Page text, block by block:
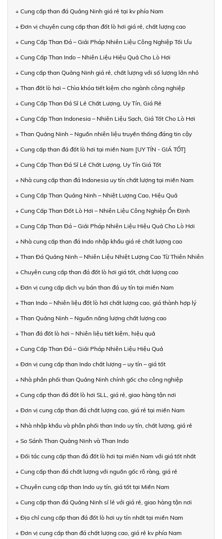
+ Cung cấp than đá Quảng Ninh giá rẻ tại kv phía Nam
+ Đơn vị chuyên cung cấp than đốt lò hơi giá rẻ, chất lượng cao
+ Cung Cấp Than Đá – Giải Pháp Nhiên Liệu Công Nghiệp Tối Ưu
+ Cung Cấp Than Indo – Nhiên Liệu Hiệu Quả Cho Lò Hơi
+ Cung cấp than Quảng Ninh giá rẻ, chất lượng với số lượng lớn nhỏ
+ Than đốt lò hơi – Chìa khóa tiết kiệm cho ngành công nghiệp
+ Cung Cấp Than Đá Sỉ Lẻ Chất Lượng, Uy Tín, Giá Rẻ
+ Cung Cấp Than Indonesia – Nhiên Liệu Sạch, Giá Tốt Cho Lò Hơi
+ Than Quảng Ninh – Nguồn nhiên liệu truyền thống đáng tin cậy
+ Cung cấp than đá đốt lò hơi tại miền Nam [UY TÍN - GIÁ TỐT]
+ Cung Cấp Than Đá Sỉ Lẻ Chất Lượng, Uy Tín Giá Tốt
+ Nhà cung cấp than đá Indonesia uy tín chất lượng tại miền Nam
+ Cung Cấp Than Quảng Ninh – Nhiệt Lượng Cao, Hiệu Quả
+ Cung Cấp Than Đốt Lò Hơi – Nhiên Liệu Công Nghiệp Ổn Định
+ Cung Cấp Than Đá – Giải Pháp Nhiên Liệu Hiệu Quả Cho Lò Hơi
+ Nhà cung cấp than đá Indo nhập khẩu giá rẻ chất lượng cao
+ Than Đá Quảng Ninh – Nhiên Liệu Nhiệt Lượng Cao Từ Thiên Nhiên
+ Chuyên cung cấp than đá đốt lò hơi giá tốt, chất lượng cao
+ Đơn vị cung cấp dịch vụ bán than đá uy tín tại miền Nam
+ Than Indo – Nhiên liệu đốt lò hơi chất lượng cao, giá thành hợp lý
+ Than Quảng Ninh – Nguồn năng lượng chất lượng cao
+ Than đá đốt lò hơi – Nhiên liệu tiết kiệm, hiệu quả
+ Cung Cấp Than Đá – Giải Pháp Nhiên Liệu Hiệu Quả
+ Đơn vị cung cấp than Indo chất lượng – uy tín – giá tốt
+ Nhà phân phối than Quảng Ninh chính gốc cho công nghiệp
+ Cung cấp than đá đốt lò hơi SLL, giá rẻ, giao hàng tận nơi
+ Đơn vị cung cấp than đá chất lượng cao, giá rẻ tại miền Nam
+ Nhà nhập khẩu và phân phối than Indo uy tín, chất lượng, giá rẻ
+ So Sánh Than Quảng Ninh và Than Indo
+ Đối tác cung cấp than đá đốt lò hơi tại miền Nam với giá tốt nhất
+ Cung cấp than đá chất lượng với nguồn gốc rõ ràng, giá rẻ
+ Chuyên cung cấp than Indo uy tín, giá tốt tại Miền Nam
+ Cung cấp than đá Quảng Ninh sỉ lẻ với giá rẻ, giao hàng tận nơi
+ Địa chỉ cung cấp than đá đốt lò hơi uy tín nhất tại miền Nam
+ Đơn vị cung cấp than đá chất lượng cao, giá rẻ kv phía Nam